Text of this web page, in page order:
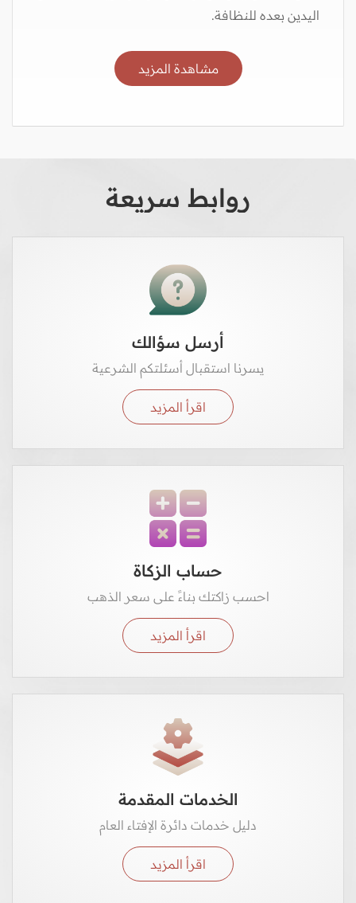
اليدين بعده للنظافة.
مشاهدة المزيد
روابط سريعة
أرسل سؤالك
يسرنا استقبال أسئلتكم الشرعية
اقرأ المزيد
حساب الزكاة
احسب زاكتك بناءً على سعر الذهب
اقرأ المزيد
الخدمات المقدمة
دليل خدمات دائرة الإفتاء العام
اقرأ المزيد